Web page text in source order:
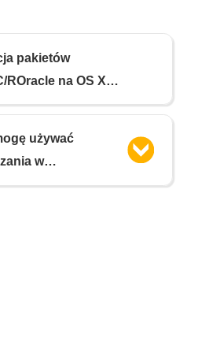
pakietów
ROracle na OS X
używać
w
SCL w